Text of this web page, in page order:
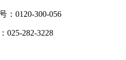
：0120-300-056
025-282-3228